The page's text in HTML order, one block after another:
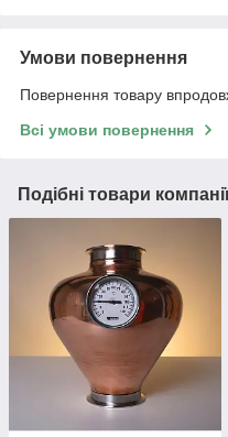
Умови повернення
Повернення товару
Всі умови повернення
Подібні товари